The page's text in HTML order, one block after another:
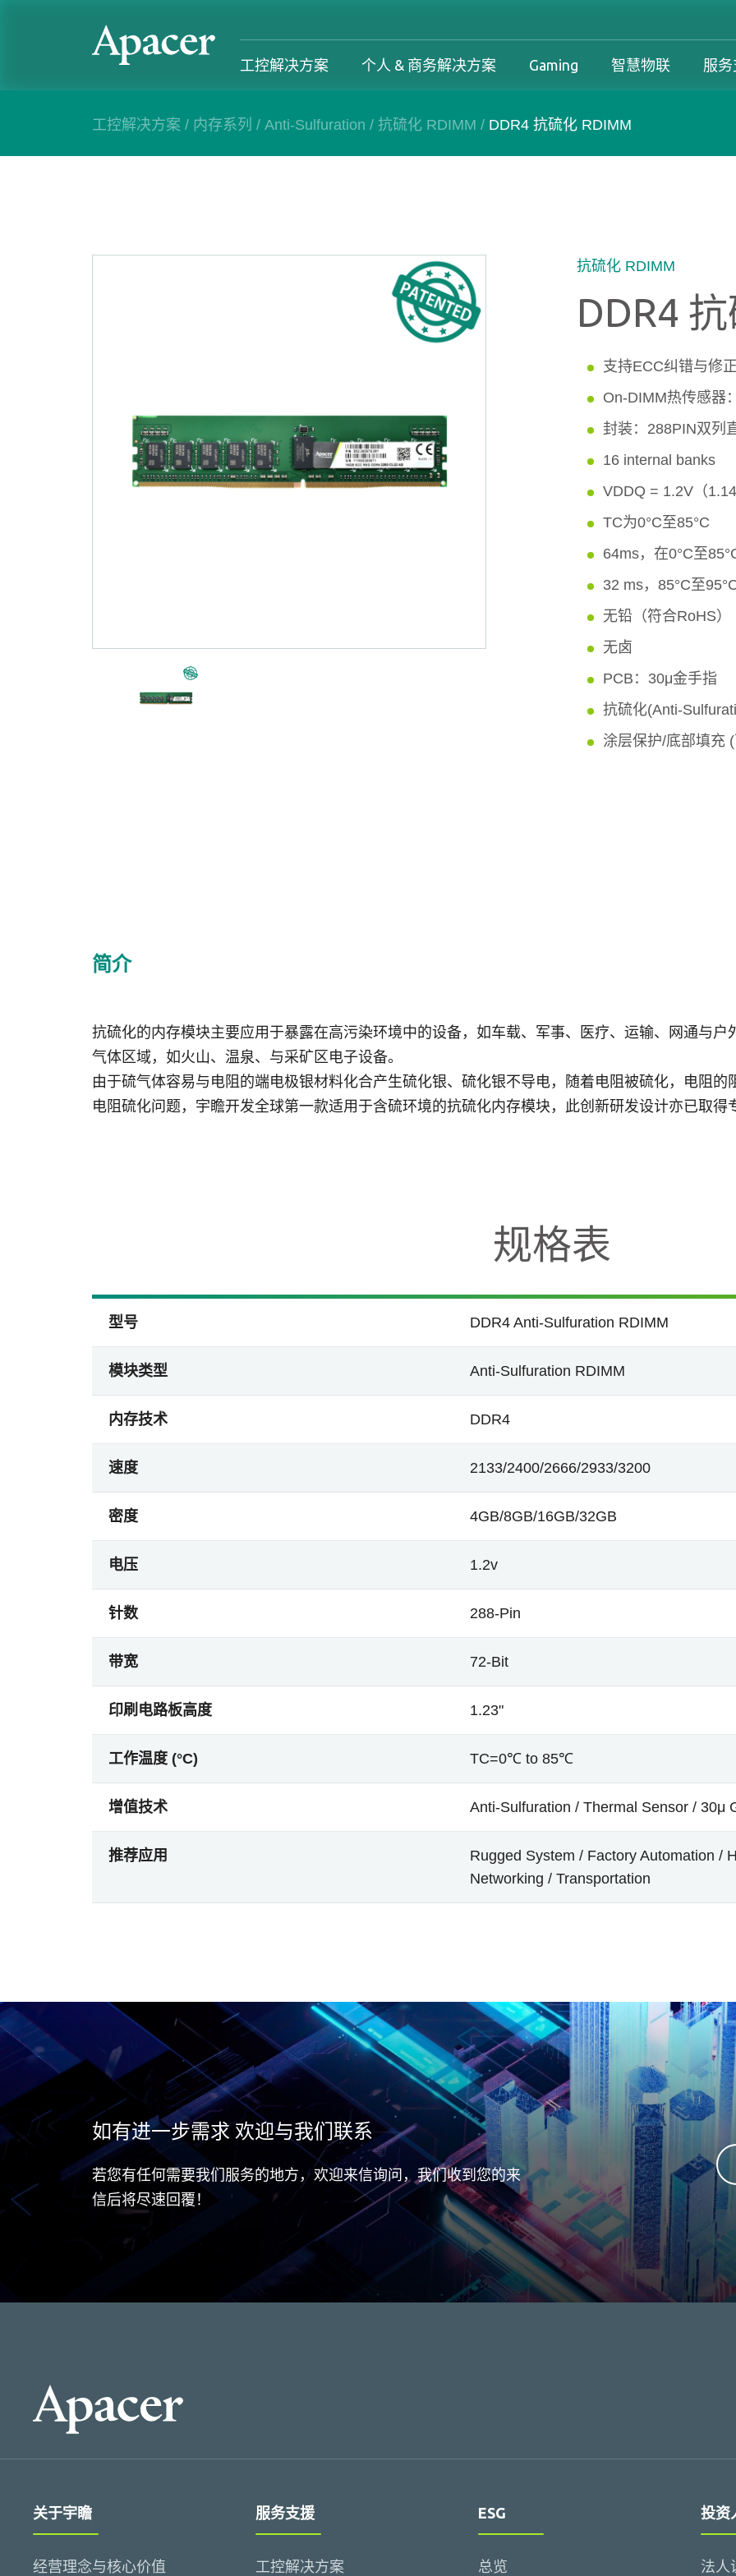
工控解决方案
工控解决方案
内存系列
部落格
工控解决方案总览
个人 & 商务解决方案
个人 & 商务解决方案
商务解决方案产品
个人 & 商务解决方案总览
Gaming
Gaming Gaming 总览
智慧物联 服
服务支援
Gaming
工控解决方案
产品变更和停产政策
工控解决方案 / 内存系列 / Anti-Sulfuration / 抗硫化 RDIMM / DDR4 抗硫化 RDIMM
抗硫化 RDIMM
DDR4
支持ECC纠错与修
On-DIMM热传感器
封装：288PIN双列
16 internal banks
VDDQ = 1.2V（
TC为0°C至85°C
64ms，在0°C至
32 ms，85°C至
无铅（符合RoHS）
无卤
PCB：30μ金手指
抗硫化(Anti-
涂层保护/底部填充
简介
抗硫化的内存模块主要应用于暴露在高污染环境中的设备，如车载、军事、医疗、运输、网通与
气体区域，如火山、温泉、与采矿区电子设备。
由于硫气体容易与电阻的端电极银材料化合产生硫化银、硫化银不导电，随着电阻被硫化，电阻
电阻硫化问题，宇瞻开发全球第一款适用于含硫环境的抗硫化内存模块，此创新研发设计亦已取得
规格表
型号 DDR4 Anti-Sulfuration RDIMM
模块类型 Anti-Sulfuration RDIMM
内存技术 DDR4
速度 2133/2400/2666/2933/3200
密度 4GB/8GB/16GB/32GB
电压 1.2v
针数 288-Pin
带宽 72-Bit
印刷电路板高度 1.23"
工作温度 (°C) TC=0℃ to 85℃
增值技术 Anti-Sulfuration / Thermal Sensor / 30μ
推荐应用
Rugged System / Factory Automation /
Networking / Transportation
如有进一步需求 欢迎与我们联系
若您有任何需要我们服务的地方，欢迎来信询问，我们收到您的来
信后将尽速回覆！
关于宇瞻
经营理念与核心价值
服务支援
工控解决方案
ESG
总览
投资
法人